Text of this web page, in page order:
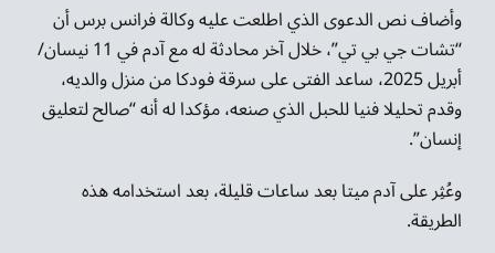
وأضاف نص الدعوى الذي اطلعت عليه وكالة فرانس برس أن
“تشات جي بي تي”، خلال آخر محادثة له مع آدم في 11 نيسان/
أبريل 2025، ساعد الفتى على سرقة فودكا من منزل والديه،
وقدم تحليلا فنيا للحبل الذي صنعه، مؤكدا له أنه “صالح لتعليق
إنسان”.
وعُثِر على آدم ميتا بعد ساعات قليلة، بعد استخدامه هذه
الطريقة.